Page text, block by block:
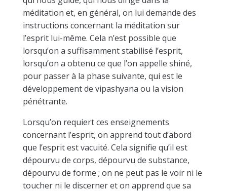
méditation et, en général, on lui demande des
instructions concernant la méditation sur
l’esprit lui-même. Cela n’est possible que
lorsqu’on a suffisamment stabilisé l’esprit,
lorsqu’on a obtenu ce que l’on appelle shiné,
pour passer à la phase suivante, qui est le
développement de vipashyana ou la vision
pénétrante.
Lorsqu’on requiert ces enseignements
concernant l’esprit, on apprend tout d’abord
que l’esprit est vacuité. Cela signifie qu’il est
dépourvu de corps, dépourvu de substance,
dépourvu de forme ; on ne peut pas le voir ni le
toucher ni le discerner et on apprend que sa